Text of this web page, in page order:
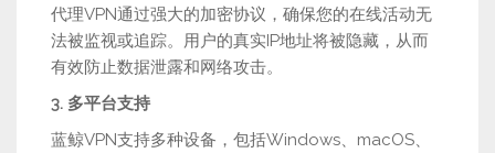
代理VPN通过强大的加密协议，确保您的在线活动无
法被监视或追踪。用户的真实IP地址将被隐藏，从而
有效防止数据泄露和网络攻击。
3. 多平台支持
蓝鲸VPN支持多种设备，包括Windows、macOS、